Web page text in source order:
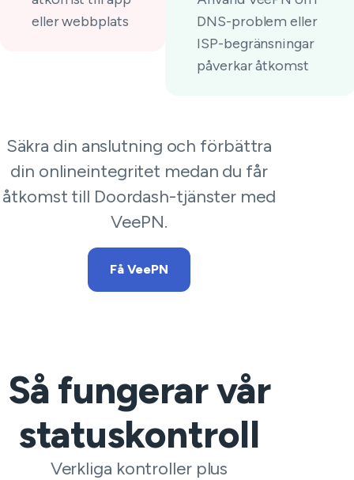
eller webbplats
DNS-problem eller
ISP-begränsningar
påverkar åtkomst
Säkra din anslutning och förbättra
din onlineintegritet medan du får
åtkomst till Doordash-tjänster med
VeePN.
Få VeePN
Så fungerar vår
statuskontroll
Verkliga kontroller plus